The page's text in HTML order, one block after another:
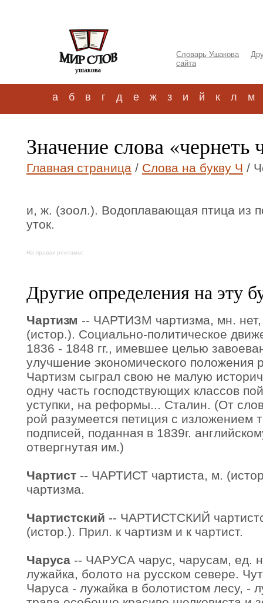
Словарь Ушакова
сайта
а б в г д е ж з и й к л м
Значение слова «чернеть
Главная страница / Слова на букву Ч /
и, ж. (зоол.). Водоплавающая птица из
уток.
На правах рекламы:
Другие определения на эту
Чартизм -- ЧАРТИЗМ чартизма, мн.
(истор.). Социально-политическое
1836 - 1848 гг., имевшее целью
улучшение экономического положения
Чартизм сыграл свою не малую
одну часть господствующих классов
уступки, на реформы... Сталин. (От
рой разумеется петиция с изложением
подписей, поданная в 1839г.
отвергнутая им.)
Чартист -- ЧАРТИСТ чартиста, м.
чартизма.
Чартистский -- ЧАРТИСТСКИЙ
(истор.). Прил. к чартизм и к чартист.
Чаруса -- ЧАРУСА чарус, чарусам, ед.
лужайка, болото на русском севере.
Чаруса - лужайка в болотистом лесу, -